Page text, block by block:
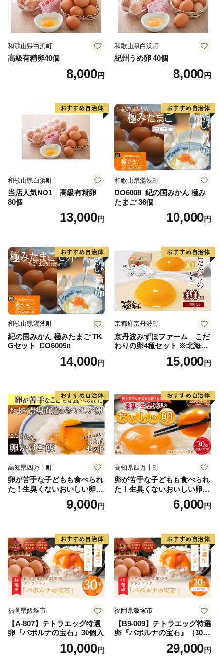
和歌山県白浜町
高級有精卵40個
8,000円
和歌山県白浜町
紀州うめ卵 40個
8,000円
和歌山県白浜町
当店人気NO1 高級有精卵
80個
13,000円
和歌山県湯浅町
DO6008_紀の国みかん 極み
たまご 36個
10,000円
和歌山県湯浅町
紀の国みかん 極みたまご TK
Gセット_DO6009n
14,000円
京都府京丹波町
京丹波みずほファーム こだ
わりの卵4種セット ※北海
道・沖縄・その他離島は配送
15,000円
高知県四万十町
卵が苦手な子どもも食べられ
た！生臭くないおいしい卵を
味わう卵かけご飯ミニセット
(卵6個×2P、お米2合×1P、醤
9,000円
高知県四万十町
卵が苦手な子どもも食べられ
た！生臭くないおいしい卵 6
個入×5P／Gbn-A036,000円
福岡県飯塚市
【A-807】テトラエッグ特選
卵『バボルナの宝石』30個入
10,000円
福岡県飯塚市
【B9-009】テトラエッグ特選
卵『バボルナの宝石』（30
個/月）【3カ月定期便】
29,000円